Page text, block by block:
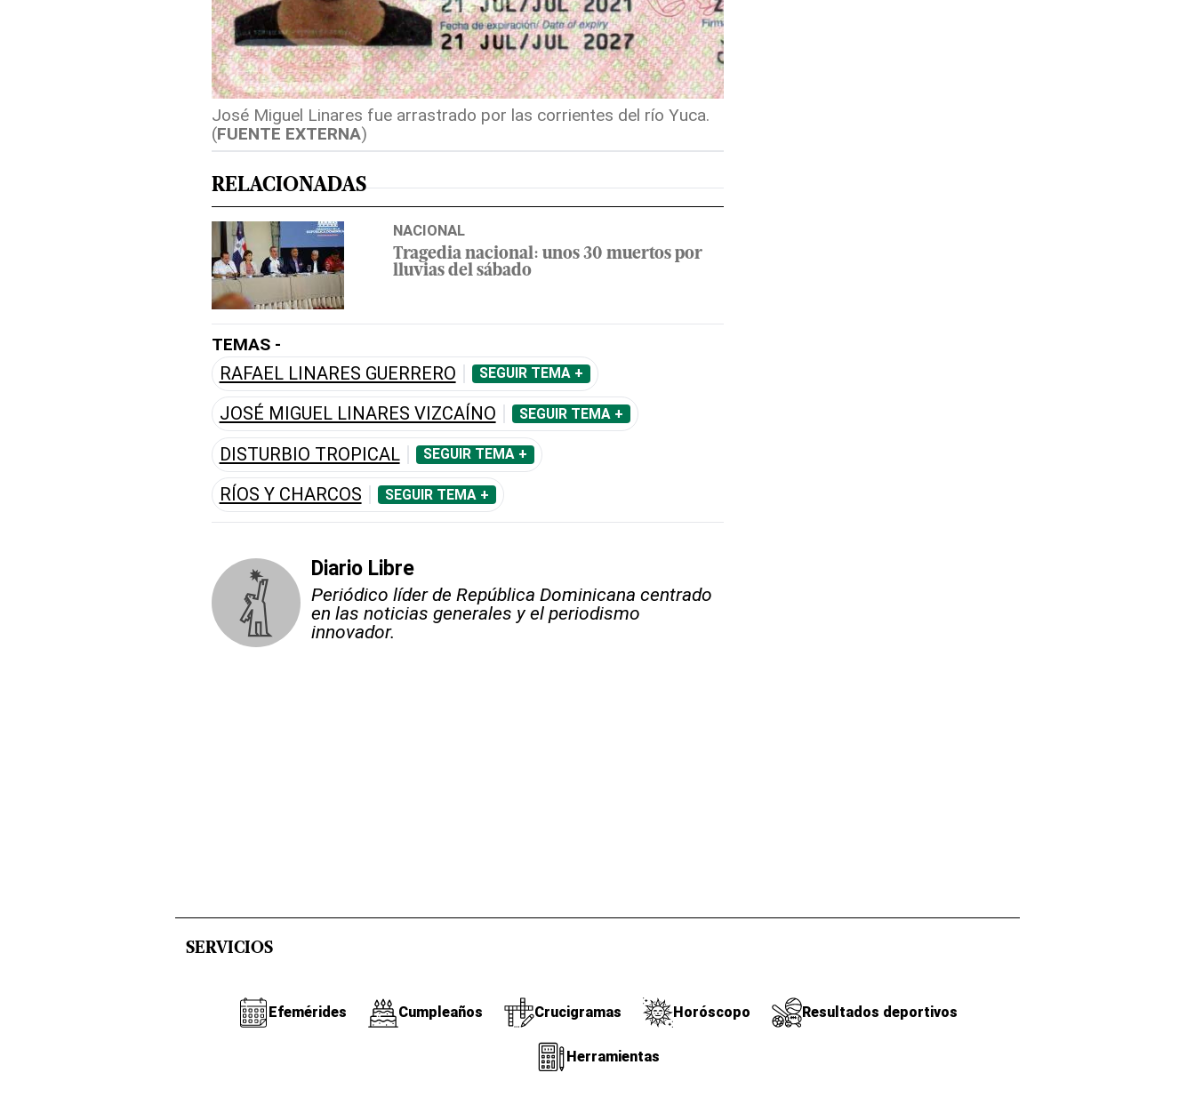
José Miguel Linares fue arrastrado por las corrientes del río Yuca.
(FUENTE EXTERNA)
RELACIONADAS
NACIONAL
Tragedia nacional: unos 30 muertos por
lluvias del sábado
TEMAS -
RAFAEL LINARES GUERRERO SEGUIR TEMA +
JOSÉ MIGUEL LINARES VIZCAÍNO SEGUIR TEMA +
DISTURBIO TROPICAL SEGUIR TEMA +
RÍOS Y CHARCOS SEGUIR TEMA +
Diario Libre
Periódico líder de República Dominicana centrado
en las noticias generales y el periodismo
innovador.
SERVICIOS
Efemérides Cumpleaños Crucigramas Horóscopo Resultados deportivos
Herramientas